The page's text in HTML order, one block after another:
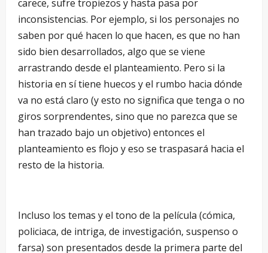
carece, sufre tropiezos y hasta pasa por
inconsistencias. Por ejemplo, si los personajes no
saben por qué hacen lo que hacen, es que no han
sido bien desarrollados, algo que se viene
arrastrando desde el planteamiento. Pero si la
historia en sí tiene huecos y el rumbo hacia dónde
va no está claro (y esto no significa que tenga o no
giros sorprendentes, sino que no parezca que se
han trazado bajo un objetivo) entonces el
planteamiento es flojo y eso se traspasará hacia el
resto de la historia.
Incluso los temas y el tono de la película (cómica,
policiaca, de intriga, de investigación, suspenso o
farsa) son presentados desde la primera parte del